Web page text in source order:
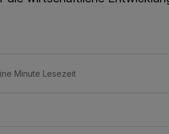
Minute Lesezeit